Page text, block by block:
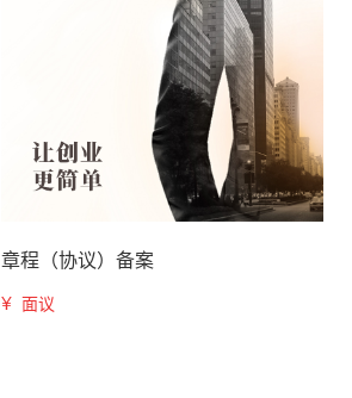
章程（协议）备案
¥ 面议